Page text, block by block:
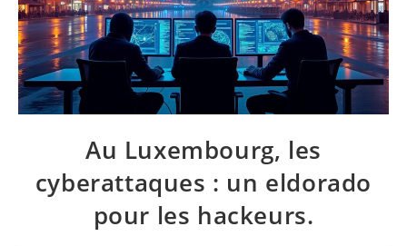
Au Luxembourg, les
cyberattaques : un eldorado
pour les hackeurs.